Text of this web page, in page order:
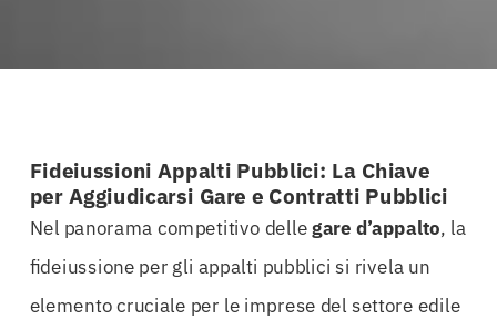
Fideiussioni Appalti Pubblici: La Chiave
per Aggiudicarsi Gare e Contratti Pubblici
Nel panorama competitivo dellegare d’appalto, la
fideiussione per gli appalti pubblici si rivela un
elemento cruciale per le imprese del settore edile